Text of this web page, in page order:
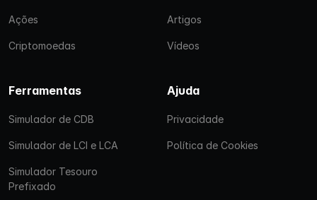
Ações
Criptomoedas
Artigos
Vídeos
Ferramentas
Simulador de CDB
Simulador de LCI e LCA
Simulador Tesouro
Prefixado
Ajuda
Privacidade
Política de Cookies